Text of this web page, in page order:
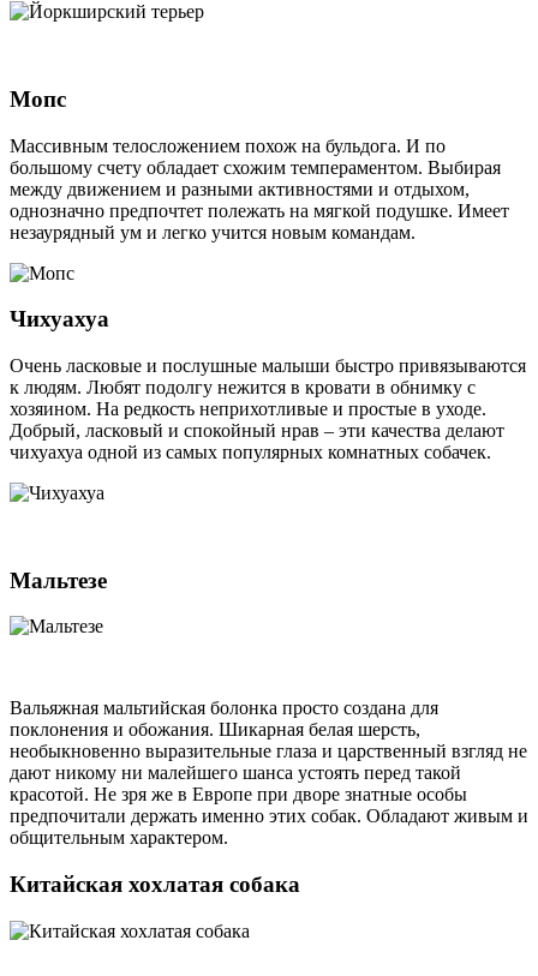
Мопс
Массивным телосложением похож на бульдога. И по
большому счету обладает схожим темпераментом. Выбирая
между движением и разными активностями и отдыхом,
однозначно предпочтет полежать на мягкой подушке. Имеет
незаурядный ум и легко учится новым командам.
Чихуахуа
Очень ласковые и послушные малыши быстро привязываются
к людям. Любят подолгу нежится в кровати в обнимку с
хозяином. На редкость неприхотливые и простые в уходе.
Добрый, ласковый и спокойный нрав – эти качества делают
чихуахуа одной из самых популярных комнатных собачек.
Мальтезе
Вальяжная мальтийская болонка просто создана для
поклонения и обожания. Шикарная белая шерсть,
необыкновенно выразительные глаза и царственный взгляд не
дают никому ни малейшего шанса устоять перед такой
красотой. Не зря же в Европе при дворе знатные особы
предпочитали держать именно этих собак. Обладают живым и
общительным характером.
Китайская хохлатая собака